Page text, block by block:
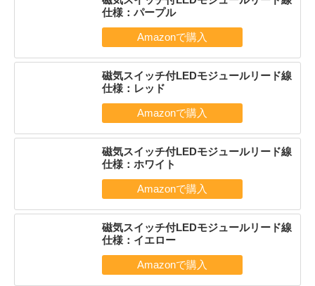
仕様：パープル
磁気スイッチ付LEDモジュールリード線
仕様：レッド
磁気スイッチ付LEDモジュールリード線
仕様：ホワイト
磁気スイッチ付LEDモジュールリード線
仕様：イエロー